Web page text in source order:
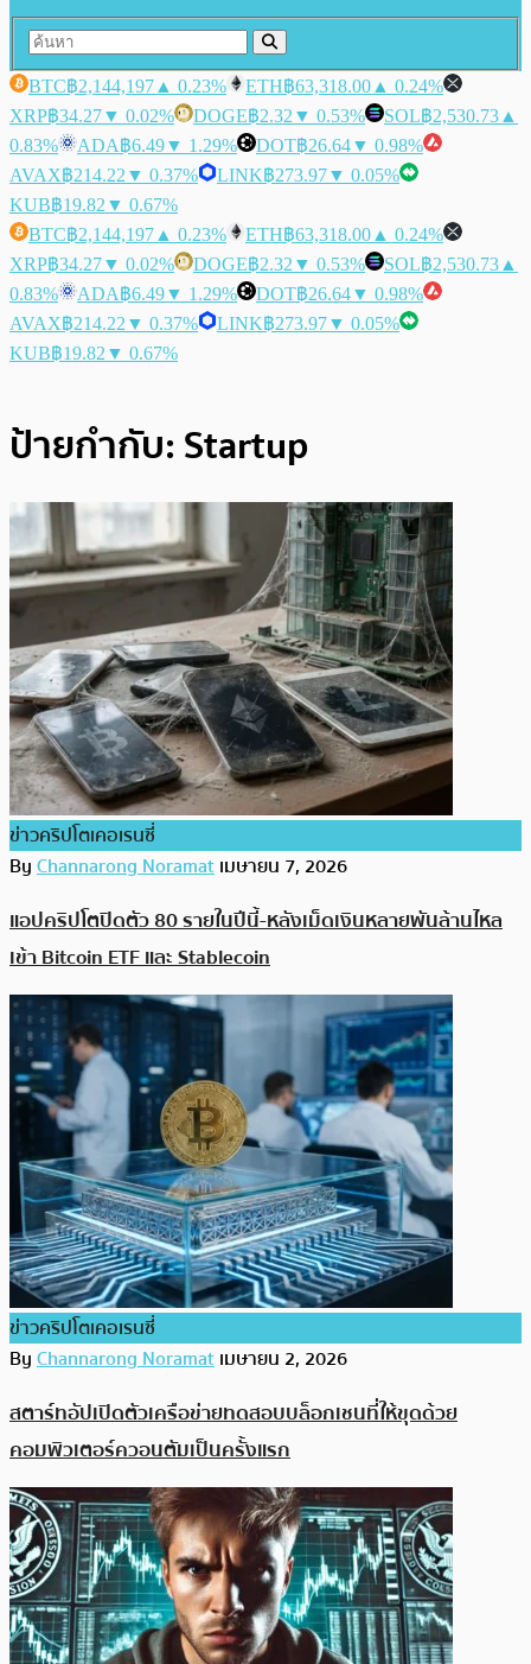
BTC฿2,144,197 ▲ 0.23% ETH฿63,318.00 ▲ 0.24%
XRP฿34.27▼ 0.02% DOGE฿2.32 ▼ 0.53% SOL฿2,530.73 ▲
0.83%
ADA฿6.49▼ 1.29% DOT฿26.64▼ 0.98%
AVAX฿214.22 ▼ 0.37% LINK฿273.97▼ 0.05%
KUB฿19.82 ▼ 0.67%
BTC฿2,144,197 ▲ 0.23% ETH฿63,318.00 ▲ 0.24%
XRP฿34.27▼ 0.02% DOGE฿2.32 ▼ 0.53% SOL฿2,530.73 ▲
0.83%
ADA฿6.49▼ 1.29% DOT฿26.64▼ 0.98%
AVAX฿214.22 ▼ 0.37% LINK฿273.97▼ 0.05%
KUB฿19.82 ▼ 0.67%
ป้ายกำกับ: Startup
ข่าวคริปโตเคอเรนซี่
ByChannarong Noramatเมษายน 7, 2026
แอปคริปโตปิดตัว 80 รายในปีนี้-หลังเม็ดเงินหลายพันล้านไหล
เข้า Bitcoin ETF และ Stablecoin
ข่าวคริปโตเคอเรนซี่
ByChannarong Noramatเมษายน 2, 2026
สตาร์ทอัปเปิดตัวเครือข่ายทดสอบบล็อกเชนที่ให้ขุดด้วย
คอมพิวเตอร์ควอนตัมเป็นครั้งแรก